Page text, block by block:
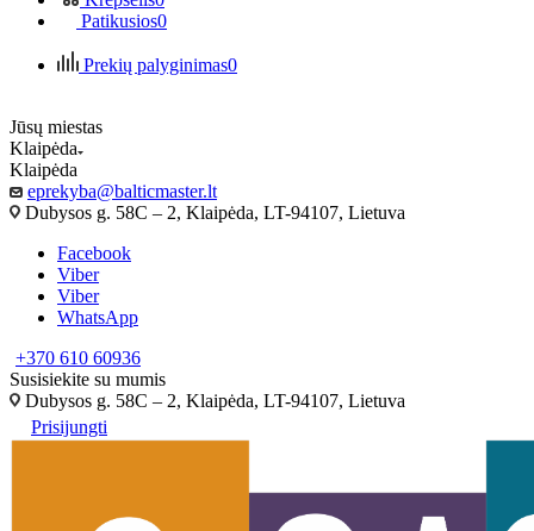
Patikusios0
Prekių palyginimas0
Jūsų miestas
Klaipėda
Klaipėda
eprekyba@balticmaster.lt
Dubysos g. 58C – 2, Klaipėda, LT-94107, Lietuva
Facebook
Viber
Viber
WhatsApp
+370 610 60936
Susisiekite su mumis
Dubysos g. 58C – 2, Klaipėda, LT-94107, Lietuva
Prisijungti